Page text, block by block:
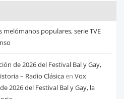
melómanos populares, serie TVE
de 2026 del Festival Bal y Gay,
– Radio Clásicaen Vox
2026 del Festival Bal y Gay, la